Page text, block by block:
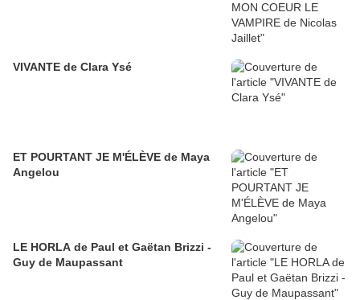
VIVANTE de Clara Ysé
ET POURTANT JE M'ÉLÈVE de Maya
Angelou
LE HORLA de Paul et Gaëtan Brizzi -
Guy de Maupassant